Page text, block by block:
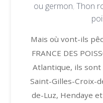
ou germon, Thon
Mais où vont-ils
FRANCE DES
Atlantique, ils sont
Saint-Gilles-Croix-
de-Luz, Hendaye